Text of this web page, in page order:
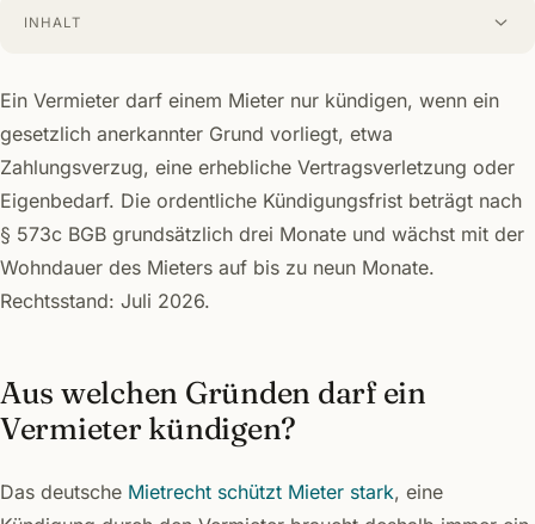
INHALT
Ein Vermieter darf einem Mieter nur kündigen, wenn ein
gesetzlich anerkannter Grund vorliegt, etwa
Zahlungsverzug, eine erhebliche Vertragsverletzung oder
Eigenbedarf. Die ordentliche Kündigungsfrist beträgt nach
§ 573c BGB grundsätzlich drei Monate und wächst mit der
Wohndauer des Mieters auf bis zu neun Monate.
Rechtsstand: Juli 2026.
Aus welchen Gründen darf ein
Vermieter kündigen?
Das deutsche Mietrecht schützt Mieter stark, eine